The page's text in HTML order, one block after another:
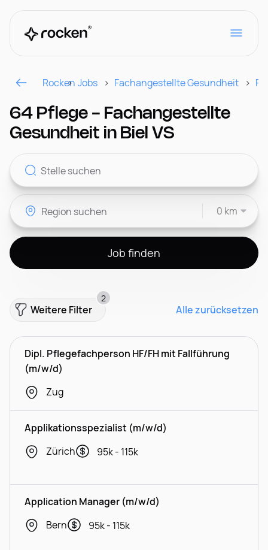
Für Arbeitgeber
Kontakt
CH
Rocken Jobs Fachangestellte Gesundheit
64 Pflege - Fachangestellte
Gesundheit in Biel VS
0 km
Job finden
Weitere Filter
2
Alle zurücksetzen
Dipl. Pflegefachperson HF/FH mit Fallführung
(m/w/d)
Zug
Applikationsspezialist (m/w/d)
Zürich
95k - 115k
Application Manager (m/w/d)
Bern
95k - 115k